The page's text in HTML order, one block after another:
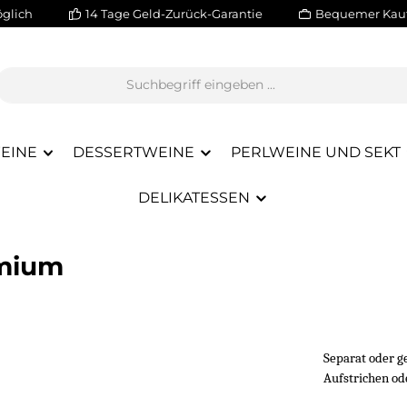
14 Tage Geld-Zurück-Garantie Bequemer
DESSERTWEINE PERLWEINE UND SEKT
DELIKATESSEN
Separat oder
Aufstrichen